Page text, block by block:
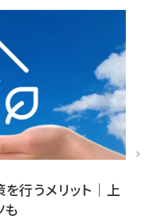
行うメリット｜上